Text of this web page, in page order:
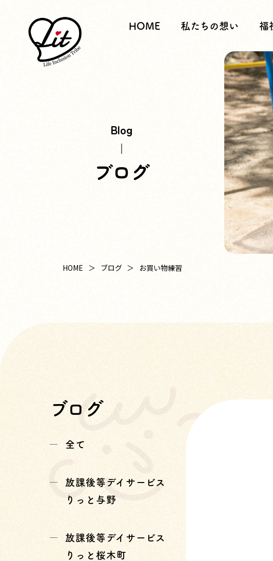
HOME 私たちの想い 福
Blog
ブログ
HOME ブログ お買い物練習
ブログ
全て
放課後等デイサービス
りっと与野
放課後等デイサービス
りっと桜木町